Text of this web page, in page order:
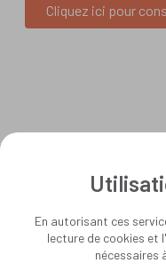
Cliquez ici pour
En autorisant ces
lecture de cookies et
nécessaires